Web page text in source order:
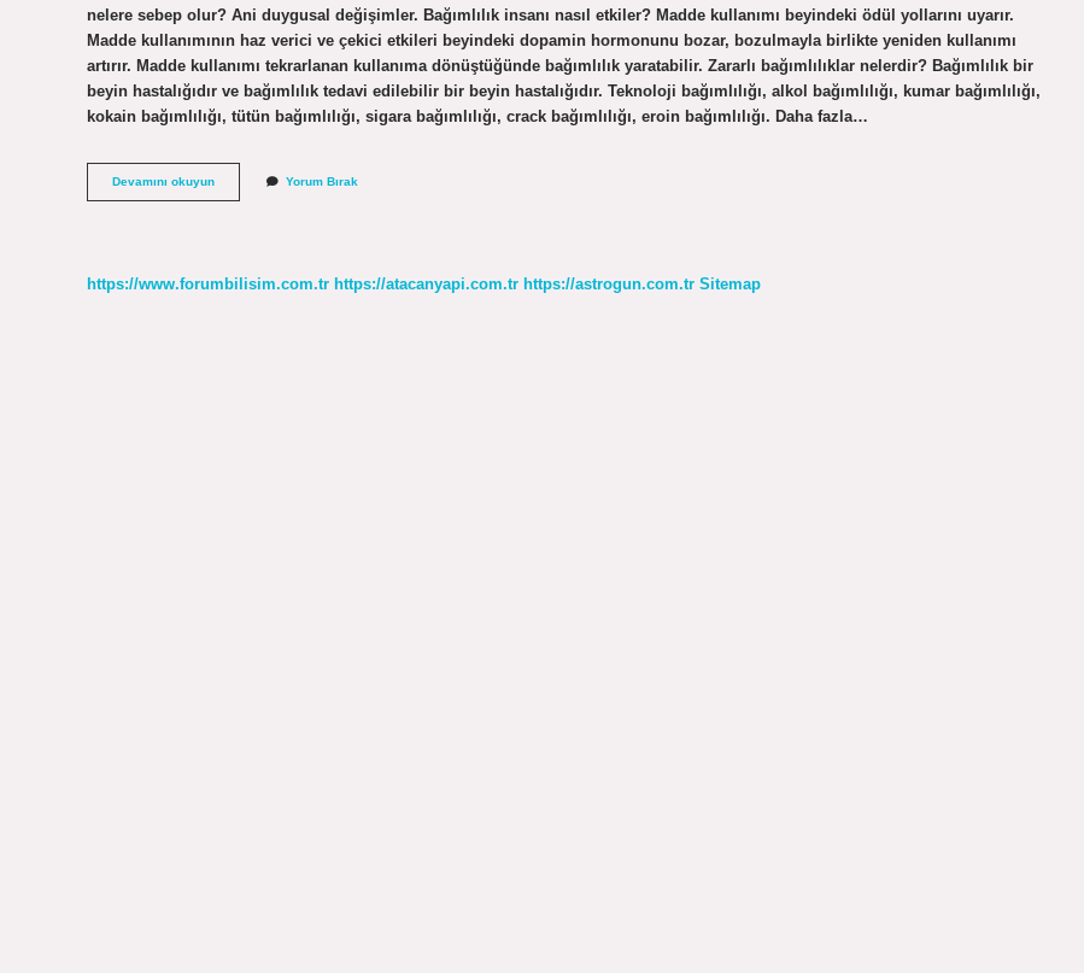
nelere sebep olur? Ani duygusal değişimler. Bağımlılık insanı nasıl etkiler? Madde kullanımı beyindeki ödül yollarını uyarır.
Madde kullanımının haz verici ve çekici etkileri beyindeki dopamin hormonunu bozar, bozulmayla birlikte yeniden kullanımı
artırır. Madde kullanımı tekrarlanan kullanıma dönüştüğünde bağımlılık yaratabilir. Zararlı bağımlılıklar nelerdir? Bağımlılık bir
beyin hastalığıdır ve bağımlılık tedavi edilebilir bir beyin hastalığıdır. Teknoloji bağımlılığı, alkol bağımlılığı, kumar bağımlılığı,
kokain bağımlılığı, tütün bağımlılığı, sigara bağımlılığı, crack bağımlılığı, eroin bağımlılığı. Daha fazla…
Devamını okuyunBağımlılık
Zararları
Yorum Bırak
https://www.forumbilisim.com.tr https://atacanyapi.com.tr https://astrogun.com.tr Sitemap